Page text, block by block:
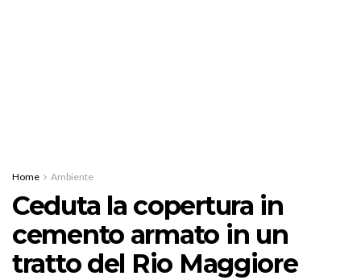
Home Ambiente
Ceduta la copertura in
cemento armato in un
tratto del Rio Maggiore